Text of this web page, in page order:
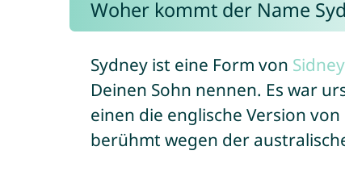
Woher kommt der Name
Sydney ist eine Form von Sidney
Deinen Sohn nennen. Es war
einen die englische Version
berühmt wegen der